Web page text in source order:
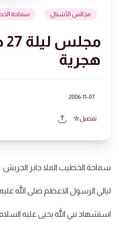
مجالس الأشبال سماحة
هجرية
2006-11-07
تفضيل
سماحة الخطيب الملا جابر الجريش
ليالي الرسول الاعظم صلى الله عليه
استشهاد نبي الله يحيى عليه